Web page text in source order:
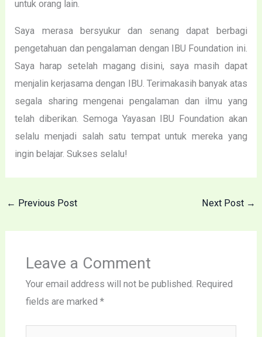
untuk orang lain.
Saya merasa bersyukur dan senang dapat berbagi
pengetahuan dan pengalaman dengan IBU Foundation ini.
Saya harap setelah magang disini, saya masih dapat
menjalin kerjasama dengan IBU. Terimakasih banyak atas
segala sharing mengenai pengalaman dan ilmu yang
telah diberikan. Semoga Yayasan IBU Foundation akan
selalu menjadi salah satu tempat untuk mereka yang
ingin belajar. Sukses selalu!
← Previous Post Next Post →
Leave a Comment
Your email address will not be published. Required
fields are marked *